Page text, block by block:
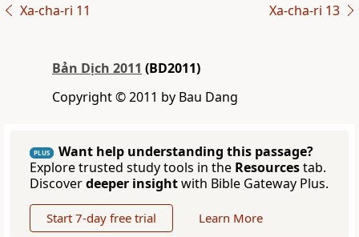
Xa-cha-ri 11 Xa-cha-ri 13
Bản Dịch 2011 (BD2011)
Copyright © 2011 by Bau Dang
PLUS
Want help understanding this passage?
Explore trusted study tools in the Resourcestab.
Discoverdeeper insightwith Bible Gateway Plus.
Start 7-day free trial Learn More